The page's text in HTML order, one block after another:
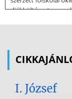
diákköltészet -
mindhiába)
- 1797 tavaszán:
I. József